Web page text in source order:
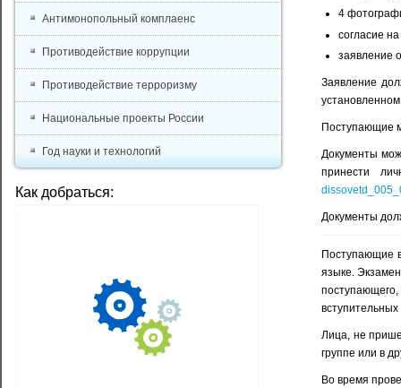
4
согласие
заявление
Заявление
Поступающие
Документы
принести
Документы
Поступающие
языке.
вступительных
Лица, не
группе или в
Во время
Антимонопольный комплаенс
Противодействие коррупции
Противодействие терроризму
Национальные проекты России
Год науки и технологий
Как добраться: